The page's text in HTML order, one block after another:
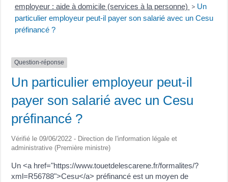
employeur : aide à domicile (services à la personne) > Un
particulier employeur peut-il payer son salarié avec un Cesu
préfinancé ?
Question-réponse
Un particulier employeur peut-il
payer son salarié avec un Cesu
préfinancé ?
Vérifié le 09/06/2022 - Direction de l'information légale et
administrative (Première ministre)
Un <a href="https://www.touetdelescarene.fr/formalites/?
xml=R56788">Cesu</a> préfinancé est un moyen de